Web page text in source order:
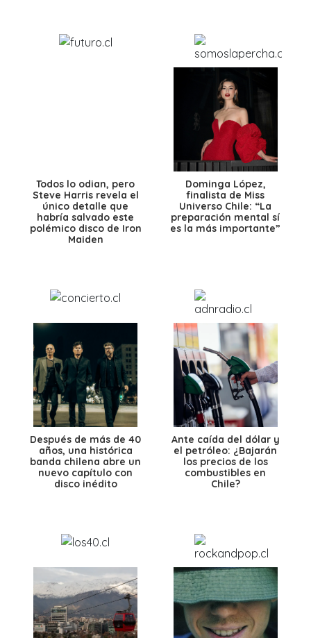
Todos lo odian, pero
Steve Harris revela el
único detalle que
habría salvado este
polémico disco de Iron
Maiden
Dominga López,
finalista de Miss
Universo Chile: “La
preparación mental sí
es la más importante”
Después de más de 40
años, una histórica
banda chilena abre un
nuevo capítulo con
disco inédito
Ante caída del dólar y
el petróleo: ¿Bajarán
los precios de los
combustibles en
Chile?